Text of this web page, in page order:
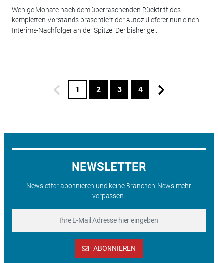
Wenige Monate nach dem überraschenden Rücktritt des
kompletten Vorstands präsentiert der Autozulieferer nun einen
Interims-Nachfolger an der Spitze. Der bisherige...
1 2 3 4
NEWSLETTER
Newsletter abonnieren und keine Branchen-News mehr
verpassen.
ABONNIEREN